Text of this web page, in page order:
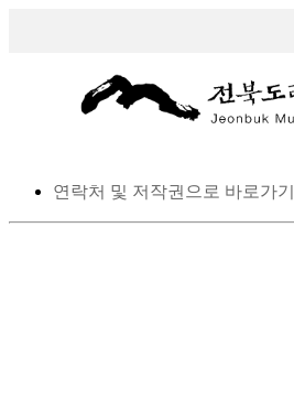
스킵 네비게이션
본문으로 바로가기
연락처 및 저작권으로 바로가기